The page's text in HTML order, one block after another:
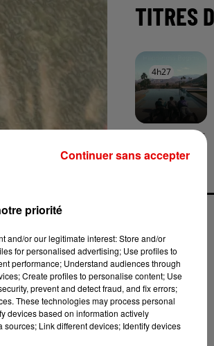
a été percuté
A
l’hôpital.
s’encastrer
étaient piégées
, ils ont été
une
TITRES
4h27
4h27
JONAS BROTHERS
priorité
and/or our legitimate interest: Store and/or
for personalised advertising; Use profiles to
performance; Understand audiences through
Create profiles to personalise content; Use
prevent and detect fraud, and fix errors;
These technologies may process personal
devices based on information actively
Link different devices; Identify devices
Continuer sans accepter